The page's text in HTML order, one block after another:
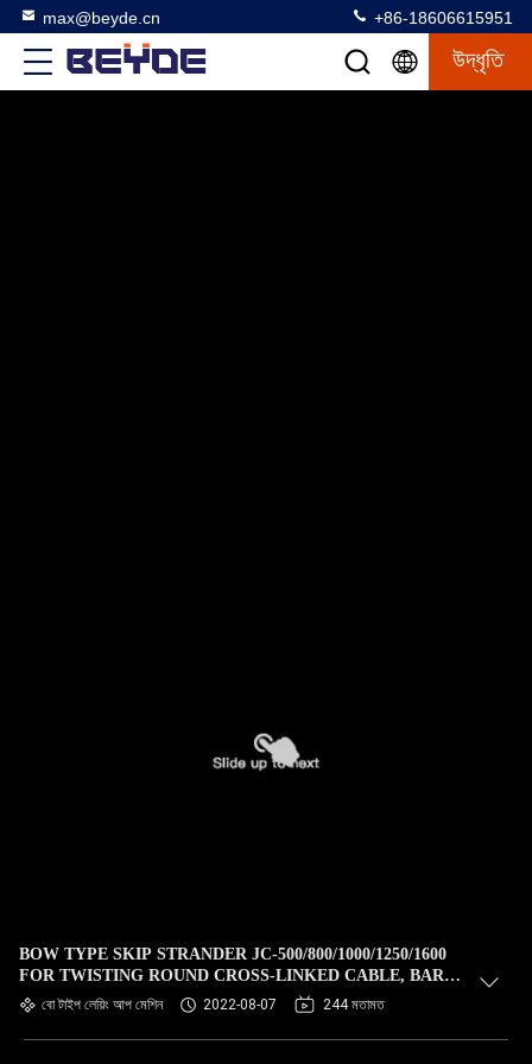
max@beyde.cn +86-18606615951
উদ্ধৃতি
BOW TYPE SKIP STRANDER JC-500/800/1000/1250/1600
FOR TWISTING ROUND CROSS-LINKED CABLE, BARE
COPPER STEEL ALUMINUM WIRE
বো টাইপ লেয়িং আপ মেশিন 2022-08-07 244 মতামত